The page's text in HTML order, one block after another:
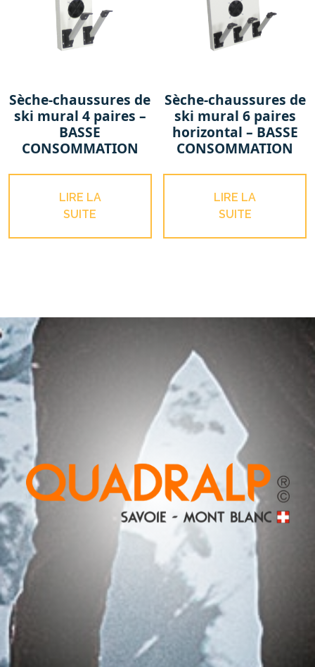
Sèche-chaussures de
ski mural 4 paires –
BASSE
CONSOMMATION
LIRE LA
SUITE
Sèche-chaussures de
ski mural 6 paires
horizontal – BASSE
CONSOMMATION
LIRE LA
SUITE